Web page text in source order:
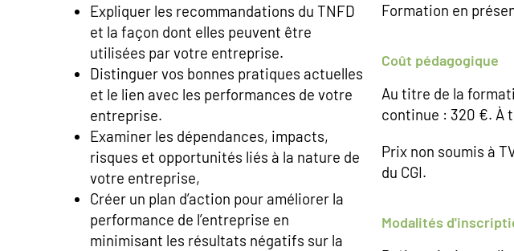
Expliquer les recommandations du TNFD
et la façon dont elles peuvent être
utilisées par votre entreprise.
Distinguer vos bonnes pratiques actuelles
et le lien avec les performances de votre
entreprise.
Examiner les dépendances, impacts,
risques et opportunités liés à la nature de
votre entreprise,
Créer un plan d’action pour améliorer la
performance de l’entreprise en
minimisant les résultats négatifs sur la
Formation en
Coût pédagogique
Au titre de la
continue : 320 €. À
Prix non soumis à
du CGI.
Modalités